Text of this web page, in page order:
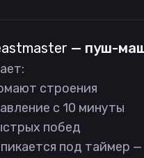
— пуш-
строения
с 10 минуты
побед
под таймер —